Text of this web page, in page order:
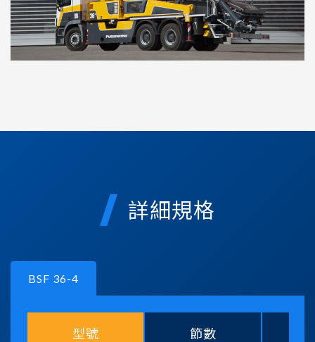
詳細規格
BSF 36-4
型號 節數